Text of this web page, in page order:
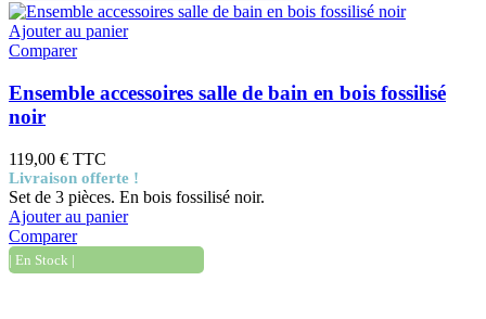
Ajouter au panier
Comparer
Ensemble accessoires salle de bain en bois fossilisé
noir
119,00 € TTC
Livraison offerte !
Set de 3 pièces. En bois fossilisé noir.
Ajouter au panier
Comparer
| En Stock |